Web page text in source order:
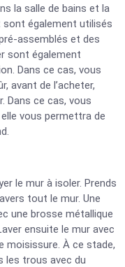
la salle de bains et la
sont également utilisés
assemblés et des
sont également
Dans ce cas, vous
avant de l’acheter,
Dans ce cas, vous
elle vous permettra de
le mur à isoler. Prends
tout le mur. Une
une brosse métallique
ensuite le mur avec
moisissure. À ce stade,
les trous avec du